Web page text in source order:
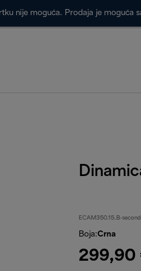
nije moguća. Prodaja je moguća
ECAM350.15.B-second
Boja:Crna
299,90